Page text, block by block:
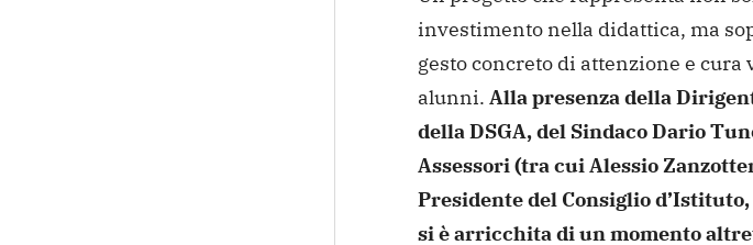
investimento nella didattica, ma
gesto concreto di attenzione e cura
alunni. Alla presenza della
della DSGA, del Sindaco Dario
Assessori (tra cui Alessio
Presidente del Consiglio
si è arricchita di un momento